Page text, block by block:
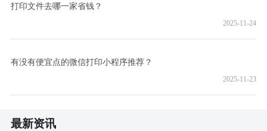
打印文件去哪一家省钱？
2025-11-24
有没有便宜点的微信打印小程序推荐？
2025-11-23
最新资讯